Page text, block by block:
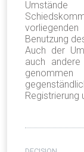
Benutzung
Auch der
auch
Registrierung